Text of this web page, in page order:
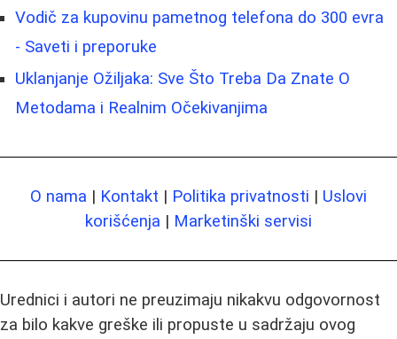
Vodič za kupovinu pametnog telefona do 300 evra
- Saveti i preporuke
Uklanjanje Ožiljaka: Sve Što Treba Da Znate O
Metodama i Realnim Očekivanjima
O nama | Kontakt | Politika privatnosti | Uslovi
korišćenja | Marketinški servisi
Urednici i autori ne preuzimaju nikakvu odgovornost
za bilo kakve greške ili propuste u sadržaju ovog